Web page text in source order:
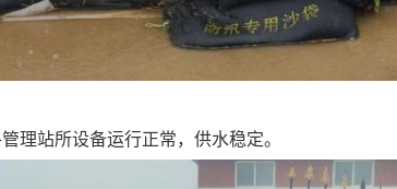
站所设备运行正常，供水稳定。